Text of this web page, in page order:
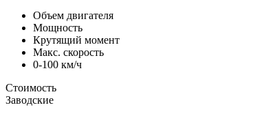
Объем двигателя
Мощность
Крутящий момент
Макс. скорость
0-100 км/ч
Стоимость
Заводские